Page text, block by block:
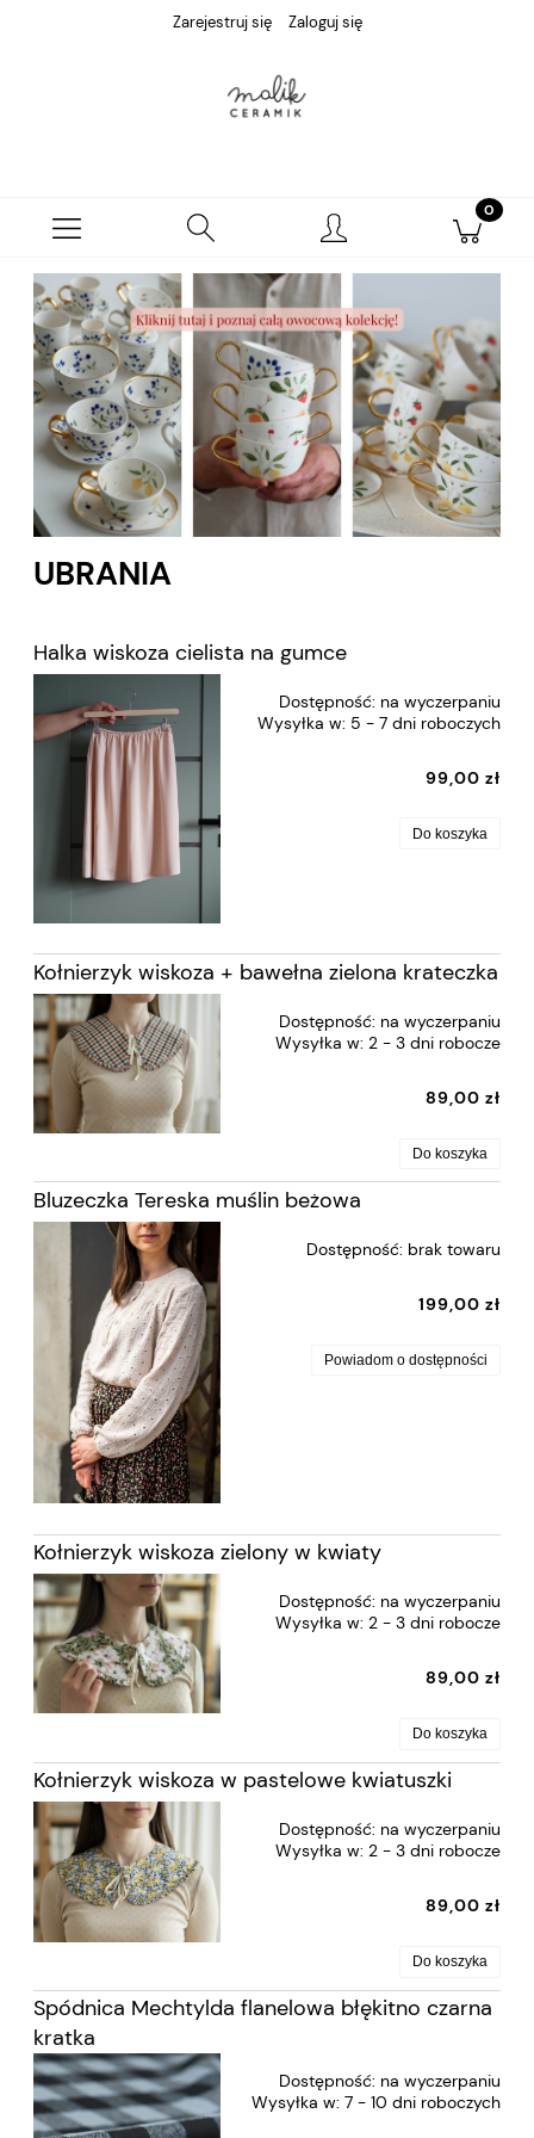
Zarejestruj się Zaloguj się
UBRANIA
Halka wiskoza cielista na gumce
Dostępność: na wyczerpaniu
Wysyłka w: 5 - 7 dni roboczych
99,00 zł
Do koszyka
Kołnierzyk wiskoza + bawełna zielona krateczka
Dostępność: na wyczerpaniu
Wysyłka w: 2 - 3 dni robocze
89,00 zł
Do koszyka
Bluzeczka Tereska muślin beżowa
Dostępność: brak towaru
199,00 zł
Powiadom o dostępności
Kołnierzyk wiskoza zielony w kwiaty
Dostępność: na wyczerpaniu
Wysyłka w: 2 - 3 dni robocze
89,00 zł
Do koszyka
Kołnierzyk wiskoza w pastelowe kwiatuszki
Dostępność: na wyczerpaniu
Wysyłka w: 2 - 3 dni robocze
89,00 zł
Do koszyka
Spódnica Mechtylda flanelowa błękitno czarna
kratka
Dostępność: na wyczerpaniu
Wysyłka w: 7 - 10 dni roboczych